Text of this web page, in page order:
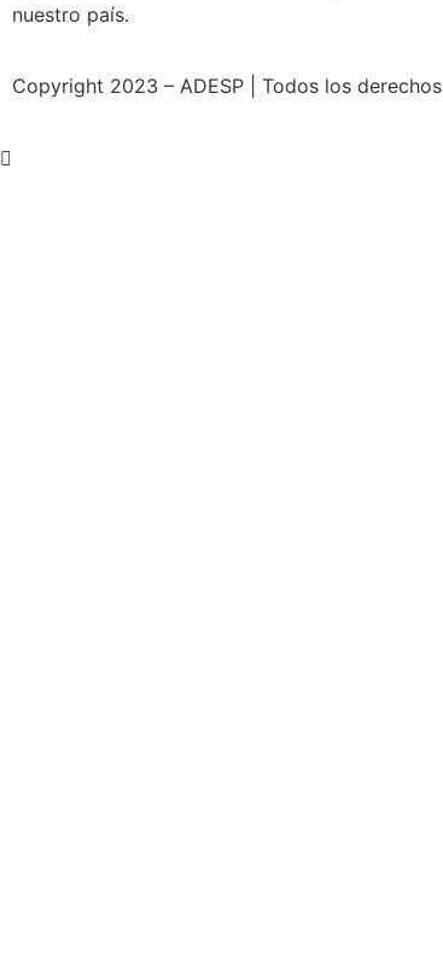
nuestro país.
Copyright 2023 – ADESP | Todos los